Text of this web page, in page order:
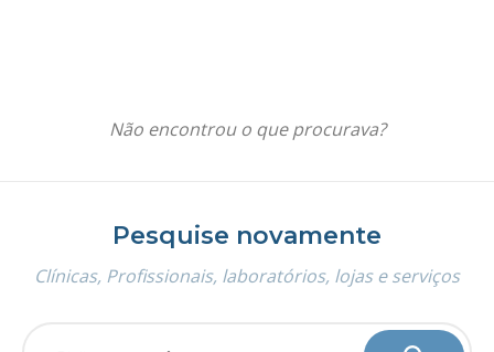
Não encontrou o que procurava?
Pesquise novamente
Clínicas, Profissionais, laboratórios, lojas e serviços